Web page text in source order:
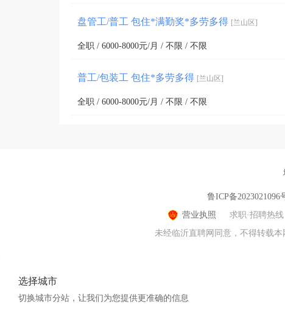
盘管工/普工 包住*满勤奖*多劳多得 [兰山区]
全职 / 6000-8000元/月 / 不限 / 不限
普工/包装工 包住*多劳多得 [兰山区]
全职 / 6000-8000元/月 / 不限 / 不限
鲁ICP备2023021096
营业执照
求职·招聘热线
未经临沂直聘网同意，不得转载
选择城市
切换城市分站，让我们为您提供更准确的信息